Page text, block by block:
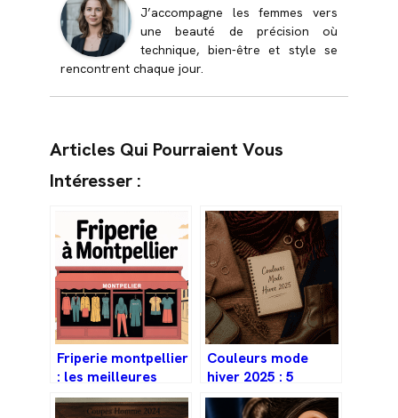
J’accompagne les femmes vers
une beauté de précision où
technique, bien-être et style se
rencontrent chaque jour.
Articles Qui Pourraient Vous
Intéresser :
Friperie montpellier
: les meilleures
adresses et
conseils pour
Couleurs mode
hiver 2025 : 5
nuances terreuses
pour abandonner le